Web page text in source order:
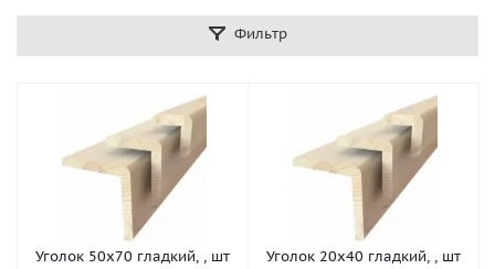
Фильтр
Уголок 50х70 гладкий, , шт Уголок 20х40 гладкий, , шт